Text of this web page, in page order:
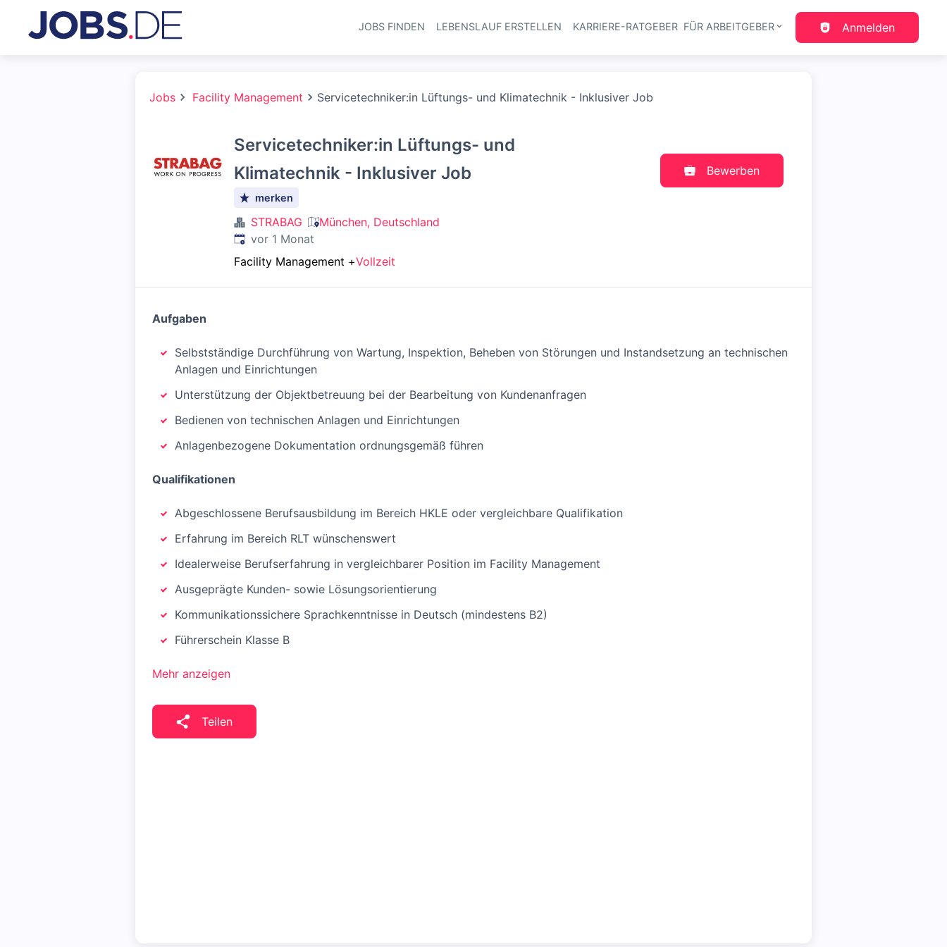
Haupt-Navigation
JOBS FINDEN LEBENSLAUF ERSTELLEN KARRIERE-RATGEBER FÜR ARBEITGEBER Anmelden
Jobs Facility Management Servicetechniker:in Lüftungs- und Klimatechnik - Inklusiver Job
Servicetechniker:in Lüftungs- und
Klimatechnik - Inklusiver Job
merken
STRABAG
München, Deutschland
Veröffentlicht:
vor 1 Monat
Facility Management +Vollzeit
Bewerben
Aufgaben
Selbstständige Durchführung von Wartung, Inspektion, Beheben von Störungen und Instandsetzung an technischen
Anlagen und Einrichtungen
Unterstützung der Objektbetreuung bei der Bearbeitung von Kundenanfragen
Bedienen von technischen Anlagen und Einrichtungen
Anlagenbezogene Dokumentation ordnungsgemäß führen
Qualifikationen
Abgeschlossene Berufsausbildung im Bereich HKLE oder vergleichbare Qualifikation
Erfahrung im Bereich RLT wünschenswert
Idealerweise Berufserfahrung in vergleichbarer Position im Facility Management
Ausgeprägte Kunden- sowie Lösungsorientierung
Kommunikationssichere Sprachkenntnisse in Deutsch (mindestens B2)
Führerschein Klasse B
Mehr anzeigen
Teilen